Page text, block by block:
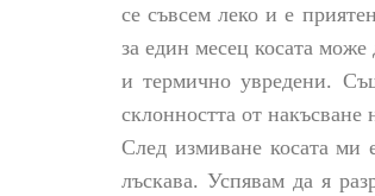
се съвсем леко и е
за един месец косата може
и термично увредени.
склонността от накъсване
След измиване косата ми
лъскава. Успявам да я